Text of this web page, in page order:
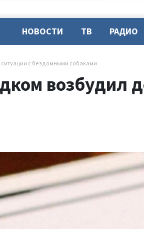
НОВОСТИ ТВ РАДИО
с бездомными собаками
возбудил